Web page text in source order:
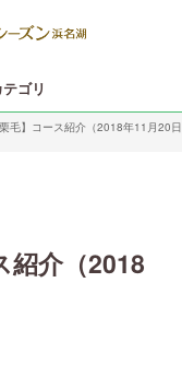
テゴリ
栗毛】コース紹介（2018年11月20
紹介（2018